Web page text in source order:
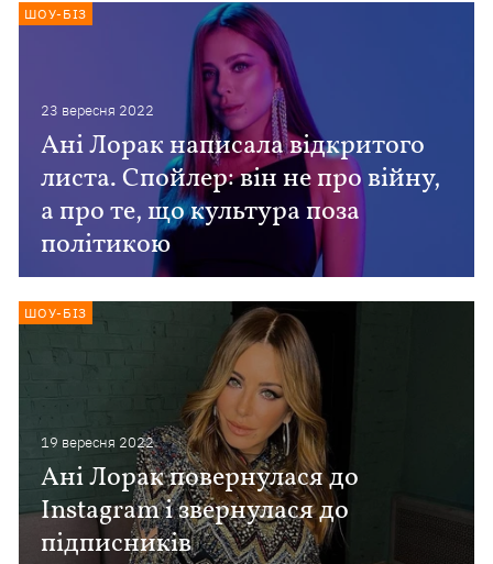
23 вересня 2022
Ані Лорак написала відкритого
листа. Спойлер: він не про війну,
а про те, що культура поза
політикою
ШОУ-БІЗ
19 вересня 2022
Ані Лорак повернулася до
Instagram і звернулася до
підписників
ШОУ-БІЗ